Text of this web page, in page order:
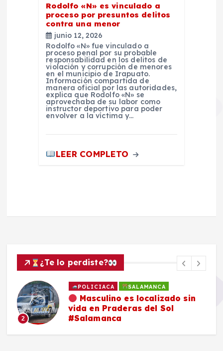
Rodolfo «N» es vinculado a
proceso por presuntos delitos
contra una menor
junio 12, 2026
Rodolfo «N» fue vinculado a
proceso penal por su probable
responsabilidad en los delitos de
violación y corrupción de menores
en el municipio de Irapuato.
Información compartida de
manera oficial por las autoridades,
explica que Rodolfo «N» se
aprovechaba de su labor como
instructor deportivo para poder
envolver a la víctima y…
LEER COMPLETO
¿Te lo perdiste?
2
POLICIACA SALAMANCA
Masculino es localizado sin
vida en Praderas del Sol
#Salamanca